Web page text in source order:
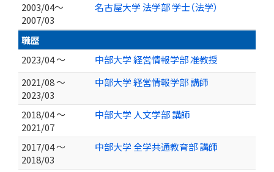
2003/04～
2007/03
名古屋大学 法学部 学士（法学）
職歴
2023/04 ～
中部大学 経営情報学部 准教授
2021/08 ～
2023/03
中部大学 経営情報学部 講師
2018/04 ～
2021/07
中部大学 人文学部 講師
2017/04 ～
2018/03
中部大学 全学共通教育部 講師